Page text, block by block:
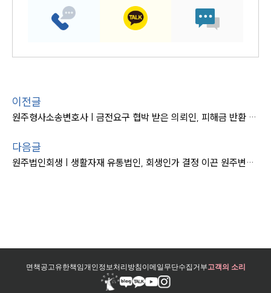
이전글
원주형사소송변호사 | 금전요구 협박 받은 의뢰인, 피해금 반환 이끌어
다음글
원주법인회생 | 생활자재 유통법인, 회생인가 결정 이끈 원주변호사 사례
면책공고유한책임개인정보처리방침이메일무단수집거부고객의 소리